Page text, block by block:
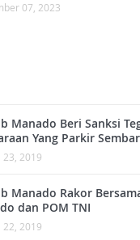
07, 2023
Manado Beri Sanksi
Yang Parkir
23, 2019
Manado Rakor
dan POM TNI
22, 2019